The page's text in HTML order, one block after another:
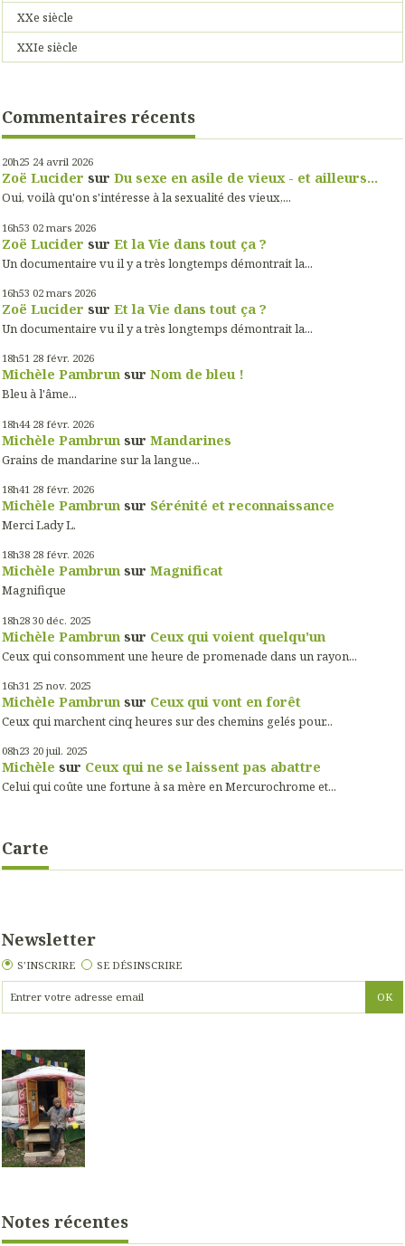
XXe siècle
XXIe siècle
Commentaires récents
20h25 24 avril 2026
Zoë Lucider sur Du sexe en asile de vieux - et ailleurs...
Oui, voilà qu'on s'intéresse à la sexualité des vieux,...
16h53 02 mars 2026
Zoë Lucider sur Et la Vie dans tout ça ?
Un documentaire vu il y a très longtemps démontrait la...
16h53 02 mars 2026
Zoë Lucider sur Et la Vie dans tout ça ?
Un documentaire vu il y a très longtemps démontrait la...
18h51 28 févr. 2026
Michèle Pambrun sur Nom de bleu !
Bleu à l'âme...
18h44 28 févr. 2026
Michèle Pambrun sur Mandarines
Grains de mandarine sur la langue...
18h41 28 févr. 2026
Michèle Pambrun sur Sérénité et reconnaissance
Merci Lady L.
18h38 28 févr. 2026
Michèle Pambrun sur Magnificat
Magnifique
18h28 30 déc. 2025
Michèle Pambrun sur Ceux qui voient quelqu'un
Ceux qui consomment une heure de promenade dans un rayon...
16h31 25 nov. 2025
Michèle Pambrun sur Ceux qui vont en forêt
Ceux qui marchent cinq heures sur des chemins gelés pour...
08h23 20 juil. 2025
Michèle sur Ceux qui ne se laissent pas abattre
Celui qui coûte une fortune à sa mère en Mercurochrome et...
Carte
Newsletter
S'INSCRIRE SE DÉSINSCRIRE
Notes récentes